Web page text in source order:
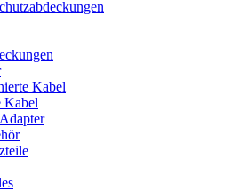
Kabel
Kabel